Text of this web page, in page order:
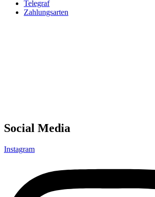
Telegraf
Zahlungsarten
Social Media
Instagram